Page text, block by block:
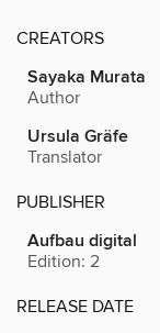
CREATORS
Sayaka Murata
Author
Ursula Gräfe
Translator
PUBLISHER
Aufbau digital
Edition: 2
RELEASE DATE